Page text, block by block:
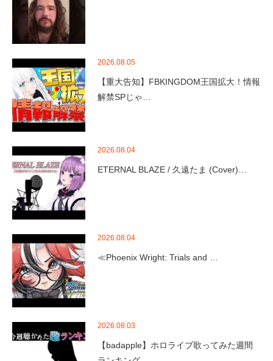
2026.08.05
【重大告知】FBKINGDOM王国拡大！情報
解禁SPじゃ…
2026.08.04
ETERNAL BLAZE / 久遠たま (Cover)…
2026.08.04
≪Phoenix Wright: Trials and …
2026.08.03
【badapple】ホロライブ歌ってみた週間